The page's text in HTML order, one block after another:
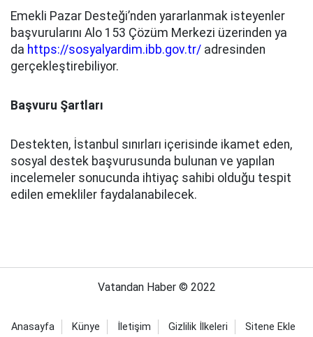
Emekli Pazar Desteği’nden yararlanmak isteyenler
başvurularını Alo 153 Çözüm Merkezi üzerinden ya
da https://sosyalyardim.ibb.gov.tr/ adresinden
gerçekleştirebiliyor.
Başvuru Şartları
Destekten, İstanbul sınırları içerisinde ikamet eden,
sosyal destek başvurusunda bulunan ve yapılan
incelemeler sonucunda ihtiyaç sahibi olduğu tespit
edilen emekliler faydalanabilecek.
Vatandan Haber © 2022
Anasayfa Künye İletişim Gizlilik İlkeleri Sitene Ekle